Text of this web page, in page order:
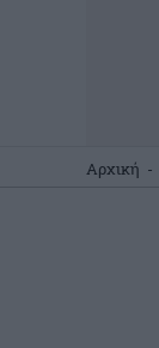
Αρχική -